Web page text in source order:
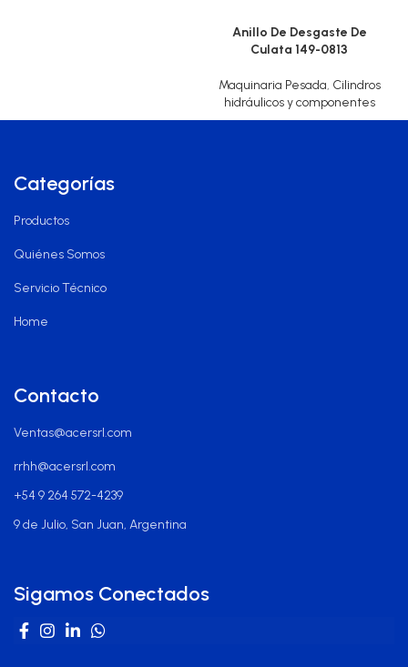
Anillo De Desgaste De
Culata 149-0813
Maquinaria Pesada, Cilindros
hidráulicos y componentes
Categorías
Productos
Quiénes Somos
Servicio Técnico
Home
Contacto
Ventas@acersrl.com
rrhh@acersrl.com
+54 9 264 572-4239
9 de Julio, San Juan, Argentina
Sigamos Conectados